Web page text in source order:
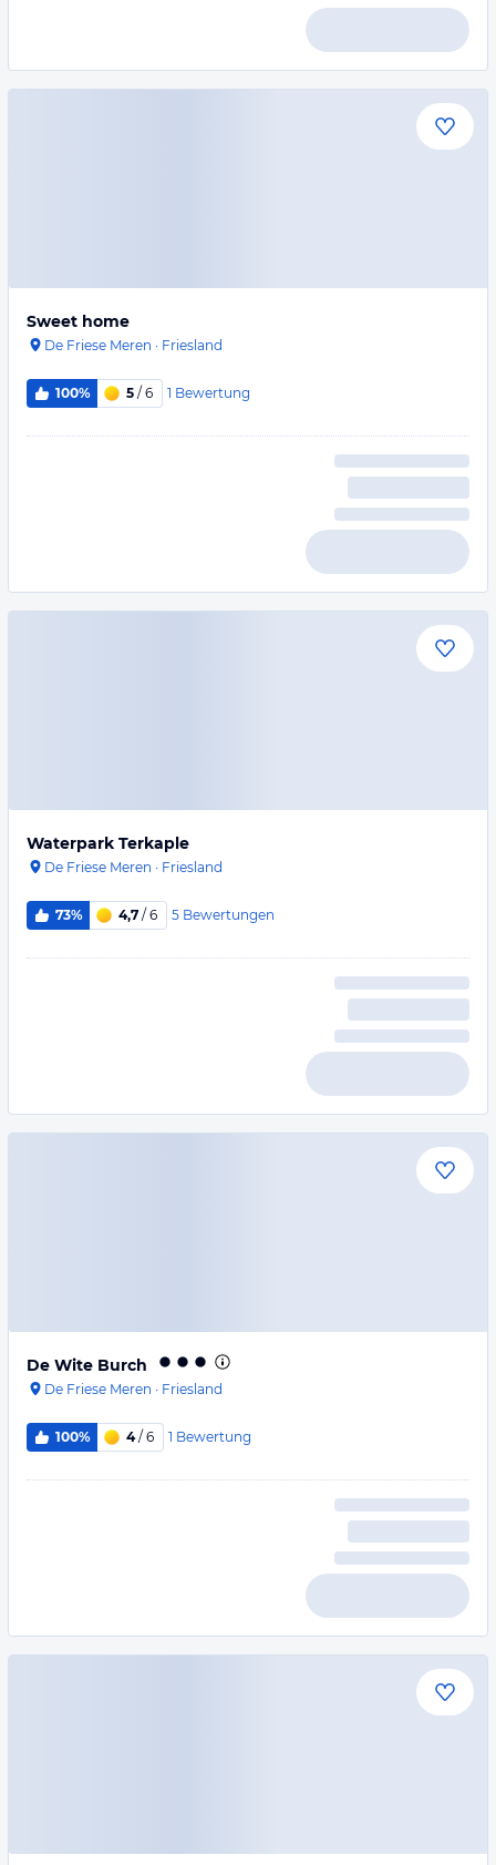
Sweet home
De Friese Meren · Friesland
100% 5 / 6 1 Bewertung
Waterpark Terkaple
De Friese Meren · Friesland
73% 4,7 / 6 5 Bewertungen
De Wite Burch
De Friese Meren · Friesland
100% 4/ 6 1 Bewertung